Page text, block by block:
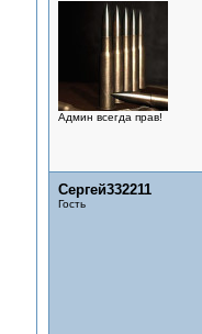
Админ всегда прав!
Сергей332211
Гость